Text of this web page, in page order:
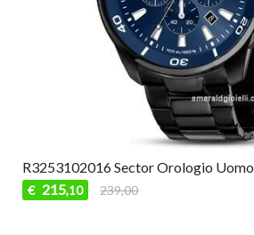
R3253102016 Sector Orologio Uomo
€ 215,10 239,00